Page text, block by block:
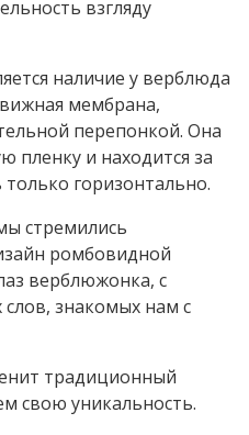
взгляду
наличие у верблюда
мембрана,
перепонкой. Она
пленку и находится за
горизонтально.
стремились
ромбовидной
верблюжонка, с
знакомых нам с
традиционный
свою уникальность.